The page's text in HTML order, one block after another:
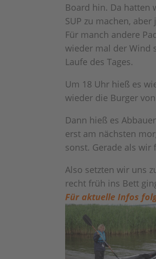
Board hin. Da hatten
SUP zu machen,
Für manch andere
wieder mal der Wind
Laufe des Tages.
Um 18 Uhr hieß es
wieder die Burger
Dann hieß es
erst am nächsten
sonst. Gerade als wir
Also setzten wir uns
recht früh ins Bett
Für aktuelle Infos